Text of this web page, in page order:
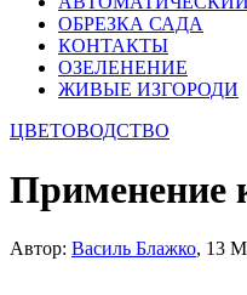
ОБРЕЗКА САДА
КОНТАКТЫ
ОЗЕЛЕНЕНИЕ
ЖИВЫЕ ИЗГОРОДИ
ЦВЕТОВОДСТВО
Применение
Автор: Василь Блажко, 13